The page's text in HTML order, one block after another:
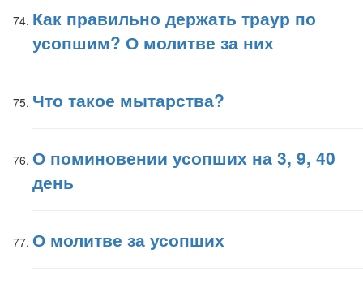
Как правильно держать траур по
усопшим? О молитве за них
Что такое мытарства?
О поминовении усопших на 3, 9, 40
день
О молитве за усопших